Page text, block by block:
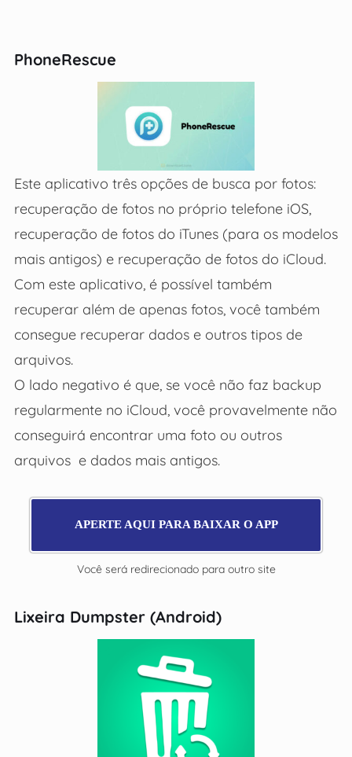
PhoneRescue
Este aplicativo três opções de busca por fotos:
recuperação de fotos no próprio telefone iOS,
recuperação de fotos do iTunes (para os modelos
mais antigos) e recuperação de fotos do iCloud.
Com este aplicativo, é possível também
recuperar além de apenas fotos, você também
consegue recuperar dados e outros tipos de
arquivos.
O lado negativo é que, se você não faz backup
regularmente no iCloud, você provavelmente não
conseguirá encontrar uma foto ou outros
arquivos e dados mais antigos.
APERTE AQUI PARA BAIXAR O APP
Você será redirecionado para outro site
Lixeira Dumpster (Android)